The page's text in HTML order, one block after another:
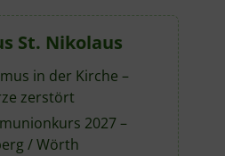
St. Nikolaus
in der Kirche –
zerstört
2027 –
/ Wörth